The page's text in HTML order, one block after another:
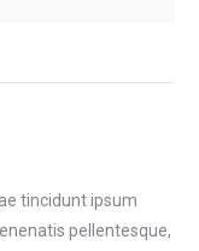
tincidunt ipsum
pellentesque,